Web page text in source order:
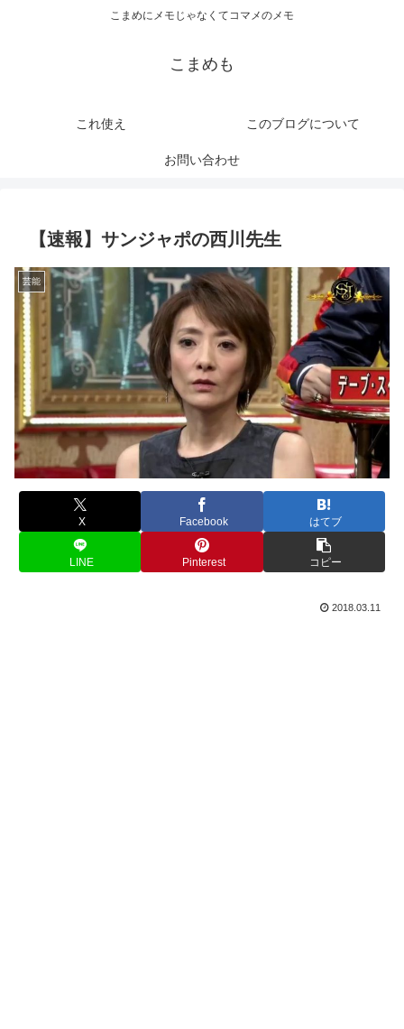
こまめにメモじゃなくてコマメのメモ
こまめも
これ使え このブログについて
お問い合わせ
【速報】サンジャポの西川先生
芸能
X Facebook はてブ
LINE Pinterest コピー
2018.03.11